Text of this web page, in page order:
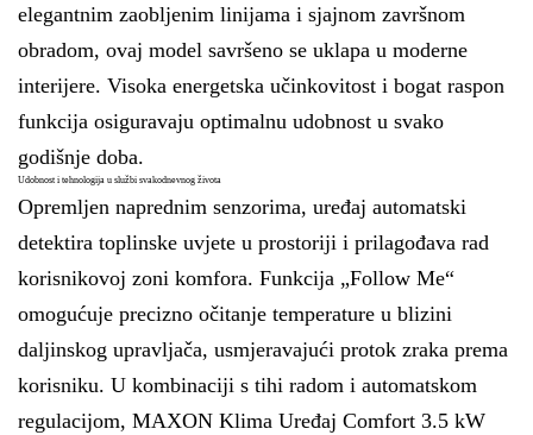
elegantnim zaobljenim linijama i sjajnom završnom
obradom, ovaj model savršeno se uklapa u moderne
interijere. Visoka energetska učinkovitost i bogat raspon
funkcija osiguravaju optimalnu udobnost u svako
godišnje doba.
Udobnost i tehnologija u službi svakodnevnog života
Opremljen naprednim senzorima, uređaj automatski
detektira toplinske uvjete u prostoriji i prilagođava rad
korisnikovoj zoni komfora. Funkcija „Follow Me“
omogućuje precizno očitanje temperature u blizini
daljinskog upravljača, usmjeravajući protok zraka prema
korisniku. U kombinaciji s tihi radom i automatskom
regulacijom, MAXON Klima Uređaj Comfort 3.5 kW